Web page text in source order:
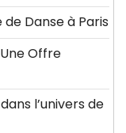
Danse à Paris
Offre
l’univers de